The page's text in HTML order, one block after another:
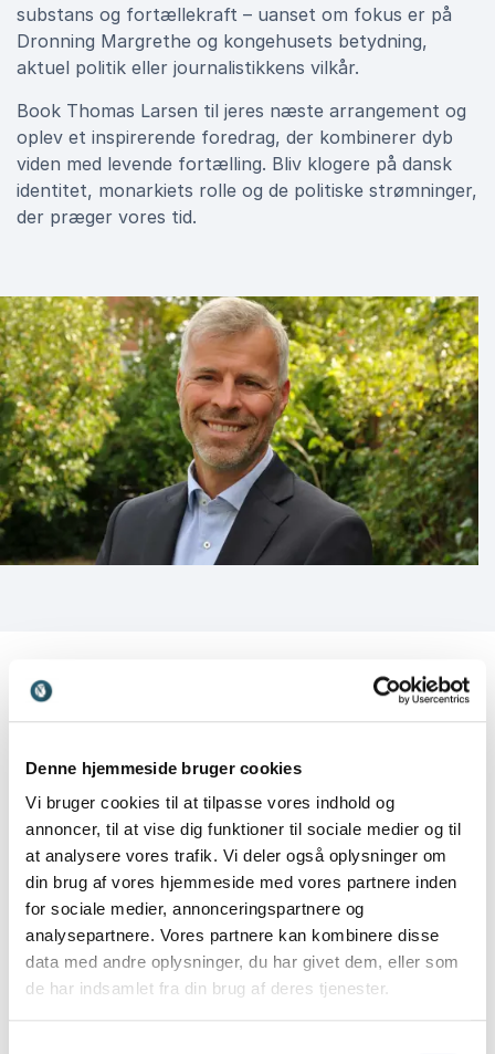
Denne hjemmeside bruger cookies
Vi bruger cookies til at tilpasse vores indhold og
annoncer, til at vise dig funktioner til sociale medier og til
at analysere vores trafik. Vi deler også oplysninger om
din brug af vores hjemmeside med vores partnere inden
for sociale medier, annonceringspartnere og
analysepartnere. Vores partnere kan kombinere disse
data med andre oplysninger, du har givet dem, eller som
de har indsamlet fra din brug af deres tjenester.
substans og fortællekraft – uanset om fokus er på
Dronning Margrethe og kongehusets betydning,
aktuel politik eller journalistikkens vilkår.
Book Thomas Larsen til jeres næste arrangement og
oplev et inspirerende foredrag, der kombinerer dyb
viden med levende fortælling. Bliv klogere på dansk
identitet, monarkiets rolle og de politiske strømninger,
der præger vores tid.
Kundeanmeldelser
5ud af5
Meget tilfreds. Et spændende og vedkommende
foredrag.
Pia Maria Moesby
Brøndby Bibliotekerne
Thomas Larsen